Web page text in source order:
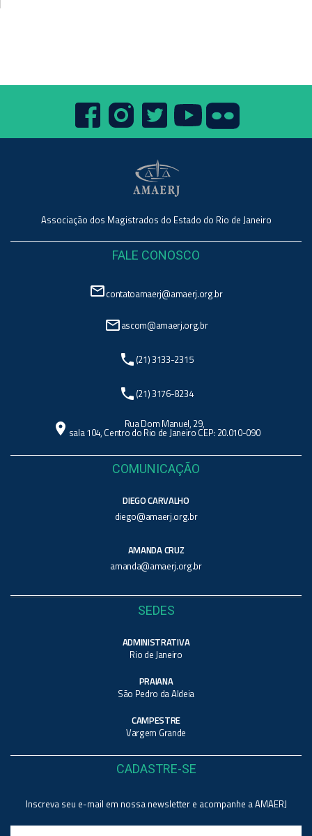
Associação dos Magistrados do Estado do Rio de Janeiro
FALE CONOSCO
mail_outlinecontatoamaerj@amaerj.org.br
mail_outlineascom@amaerj.org.br
phone (21) 3133-2315
phone (21) 3176-8234
location_on Rua Dom Manuel, 29,
sala 104, Centro do Rio de Janeiro CEP: 20.010-090
COMUNICAÇÃO
DIEGO CARVALHO
diego@amaerj.org.br
AMANDA CRUZ
amanda@amaerj.org.br
SEDES
ADMINISTRATIVA
Rio de Janeiro
PRAIANA
São Pedro da Aldeia
CAMPESTRE
Vargem Grande
CADASTRE-SE
Inscreva seu e-mail em nossa newsletter e acompanhe a AMAERJ